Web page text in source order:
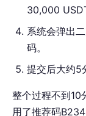
30,000
系统会弹出
码。
提交后大约5
整个过程不到10
用了推荐码